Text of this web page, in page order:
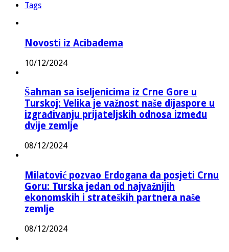
Tags
Novosti iz Acibadema
10/12/2024
Šahman sa iseljenicima iz Crne Gore u
Turskoj: Velika je važnost naše dijaspore u
izgrađivanju prijateljskih odnosa između
dvije zemlje
08/12/2024
Milatović pozvao Erdogana da posjeti Crnu
Goru: Turska jedan od najvažnijih
ekonomskih i strateških partnera naše
zemlje
08/12/2024